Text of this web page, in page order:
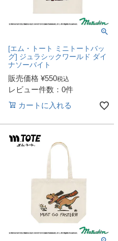
[エム・トート ミニトートバッ
グ] ジュラシックワールド ダイ
ナソーバイト
販売価格 ¥550税込
レビュー件数：0件
カートに入れる